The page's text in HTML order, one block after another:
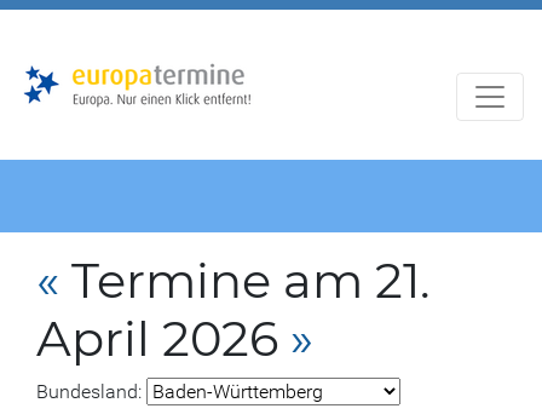
« Termine am 21.
April 2026 »
Bundesland: